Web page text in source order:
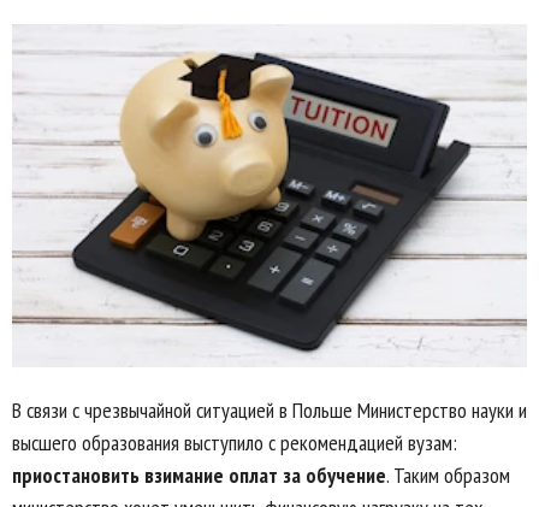
В связи с чрезвычайной ситуацией в Польше Министерство науки и
высшего образования выступило с рекомендацией вузам:
приостановить взимание оплат за обучение. Таким образом